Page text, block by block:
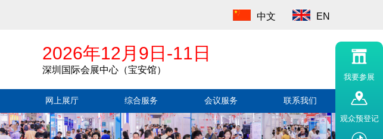
中文 EN
2026年12月9日-11日
深圳国际会展中心（宝安馆）
网上展厅 综合服务 会议服务 联系我们
我要参展
观众预登记